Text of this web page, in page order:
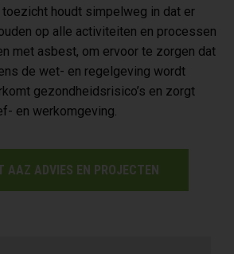
houdt simpelweg in dat er
op alle activiteiten en processen
met asbest, om ervoor te zorgen dat
de wet- en regelgeving wordt
gezondheidsrisico’s en zorgt
en werkomgeving.
AAZ ADVIES EN PROJECTEN